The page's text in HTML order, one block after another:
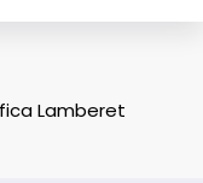
Lamberet